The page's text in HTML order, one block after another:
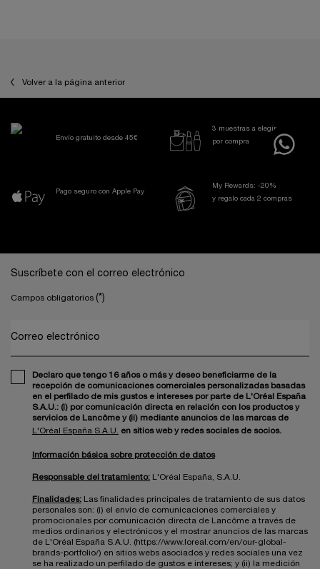
Volver a la página anterior
Envío gratuito desde 45€
3 muestras a elegir
por compra
Pago seguro con Apple Pay
My Rewards: -20%
y regalo cada 2 compras
Suscríbete con el correo electrónico
Campos obligatorios (*)
Correo electrónico
Declaro que tengo 16 años o más y deseo beneficiarme de la
recepción de comunicaciones comerciales personalizadas basadas
en el perfilado de mis gustos e intereses por parte de L'Oréal España
S.A.U.: (i) por comunicación directa en relación con los productos y
servicios de Lancôme y (ii) mediante anuncios de las marcas de
L'Oréal España S.A.U. en sitios web y redes sociales de socios.
Información básica sobre protección de datos
Responsable del tratamiento: L'Oréal España, S.A.U.
Finalidades: Las finalidades principales de tratamiento de sus datos
personales son: (i) el envío de comunicaciones comerciales y
promocionales por comunicación directa de Lancôme a través de
medios ordinarios y electrónicos y el mostrar anuncios de las marcas
de L'Oréal España S.A.U. (https://www.loreal.com/en/our-global-
brands-portfolio/) en sitios webs asociados y redes sociales una vez
se ha realizado un perfilado de gustos e intereses; y (ii) la medición